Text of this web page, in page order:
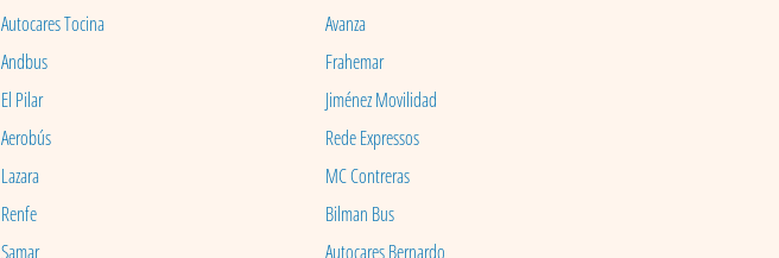
Autocares Tocina
Avanza
Andbus
Frahemar
El Pilar
Jiménez Movilidad
Aerobús
Rede Expressos
Lazara
MC Contreras
Renfe
Bilman Bus
Samar Autocares Bernardo